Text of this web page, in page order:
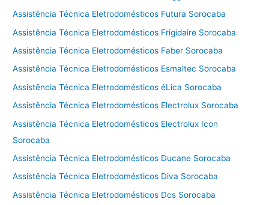
Assistência Técnica Eletrodomésticos Futura Sorocaba
Assistência Técnica Eletrodomésticos Frigidaire Sorocaba
Assistência Técnica Eletrodomésticos Faber Sorocaba
Assistência Técnica Eletrodomésticos Esmaltec Sorocaba
Assistência Técnica Eletrodomésticos éLica Sorocaba
Assistência Técnica Eletrodomésticos Electrolux Sorocaba
Assistência Técnica Eletrodomésticos Electrolux Icon
Sorocaba
Assistência Técnica Eletrodomésticos Ducane Sorocaba
Assistência Técnica Eletrodomésticos Diva Sorocaba
Assistência Técnica Eletrodomésticos Dcs Sorocaba